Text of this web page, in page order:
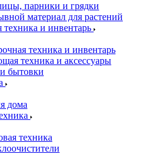
парники и грядки
материал для растений
техника и инвентарь
техника и инвентарь
техника и аксессуары
бытовки
дома
техника